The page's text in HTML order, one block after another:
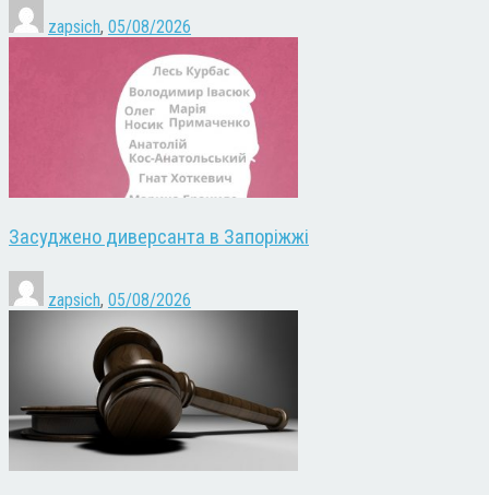
zapsich, 05/08/2026
Засуджено диверсанта в Запоріжжі
zapsich, 05/08/2026